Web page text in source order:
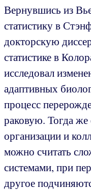
Вернувшись из
статистику в
докторскую
статистике в
исследовал
адаптивных
процесс
раковую. Тогда же
организации и
можно считать
системами, при
другое